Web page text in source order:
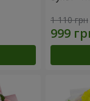
1 110 грн